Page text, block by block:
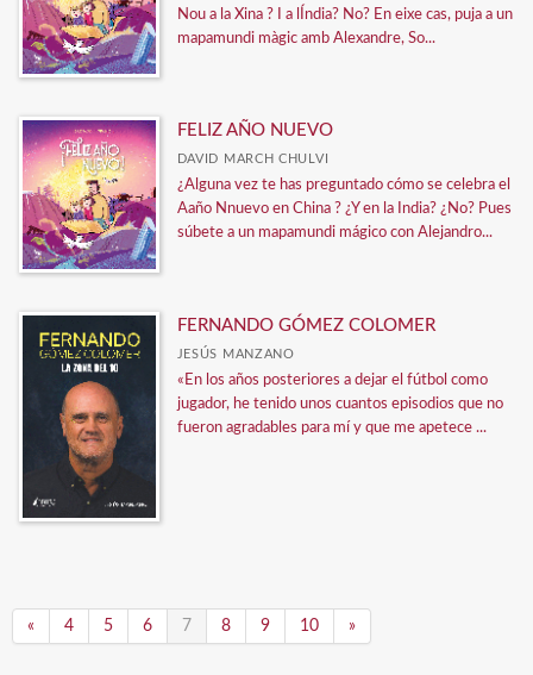
Nou a la Xina ? I a lÍndia? No? En eixe cas, puja a un
mapamundi màgic amb Alexandre, So...
FELIZ AÑO NUEVO
DAVID MARCH CHULVI
¿Alguna vez te has preguntado cómo se celebra el
Aaño Nnuevo en China ? ¿Y en la India? ¿No? Pues
súbete a un mapamundi mágico con Alejandro...
FERNANDO GÓMEZ COLOMER
JESÚS MANZANO
«En los años posteriores a dejar el fútbol como
jugador, he tenido unos cuantos episodios que no
fueron agradables para mí y que me apetece ...
« 4 5 6 7 8 9 10 »